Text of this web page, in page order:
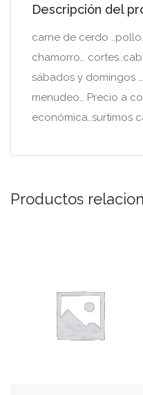
Descripción del
carne de cerdo
chamorro…
sábados y domingos
menudeo… Precio a
económica..surtimos
Productos